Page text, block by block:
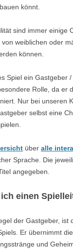
könnt.
sind immer einige
weiblichen oder
können.
Spiel ein Gastgeber
Rolle, da er
Nur bei unseren
selbst eine
über alle
Sprache. Die
angegeben.
einen
der Gastgeber, ist
Er übernimmt
und